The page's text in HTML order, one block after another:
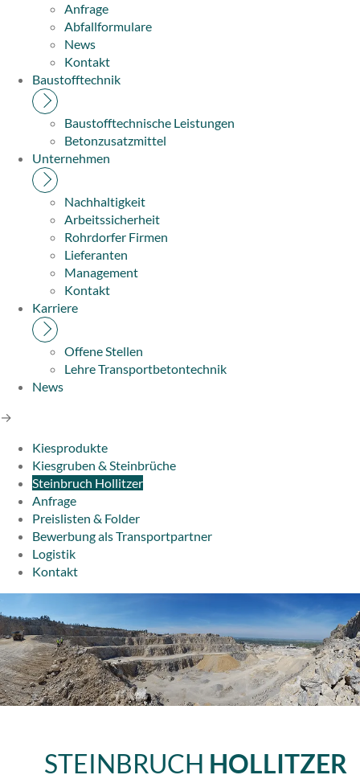
Anfrage
Abfallformulare
News
Kontakt
Baustofftechnik
Baustofftechnische Leistungen
Betonzusatzmittel
Unternehmen
Nachhaltigkeit
Arbeitssicherheit
Rohrdorfer Firmen
Lieferanten
Management
Kontakt
Karriere
Offene Stellen
Lehre Transportbetontechnik
News
→
Kiesprodukte
Kiesgruben & Steinbrüche
Steinbruch Hollitzer
Anfrage
Preislisten & Folder
Bewerbung als Transportpartner
Logistik
Kontakt
STEINBRUCH HOLLITZER